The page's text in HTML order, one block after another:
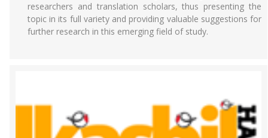
researchers and translation scholars, thus presenting the
topic in its full variety and providing valuable suggestions for
further research in this emerging field of study.